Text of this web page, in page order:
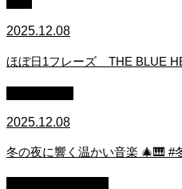
2025.12.08
ほぼ日1フレーズ THE BLUE
2025.12.08
冬の夜に響く温かい音楽 🎄🎹 #